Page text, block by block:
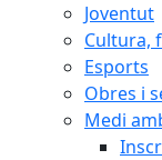
Joventut
Cultura,
Esports
Obres i
Medi